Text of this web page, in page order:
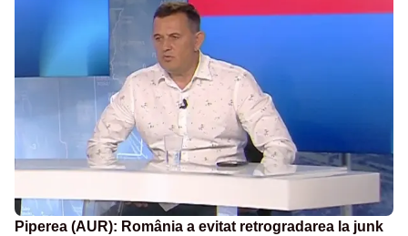
Piperea (AUR): România a evitat retrogradarea la junk